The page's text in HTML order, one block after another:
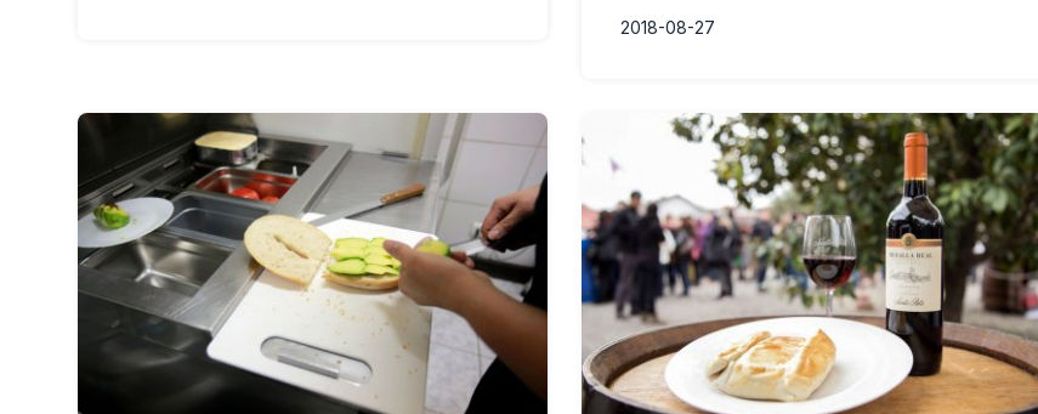
2018-08-27